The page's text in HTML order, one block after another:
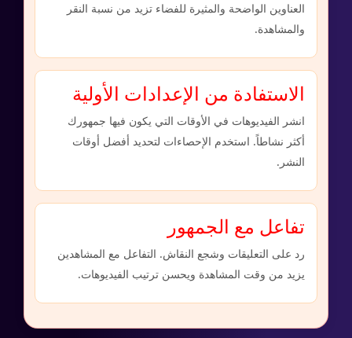
العناوين الواضحة والمثيرة للفضاء تزيد من نسبة النقر
والمشاهدة.
الاستفادة من الإعدادات الأولية
انشر الفيديوهات في الأوقات التي يكون فيها جمهورك
أكثر نشاطاً. استخدم الإحصاءات لتحديد أفضل أوقات
النشر.
تفاعل مع الجمهور
رد على التعليقات وشجع النقاش. التفاعل مع المشاهدين
يزيد من وقت المشاهدة ويحسن ترتيب الفيديوهات.